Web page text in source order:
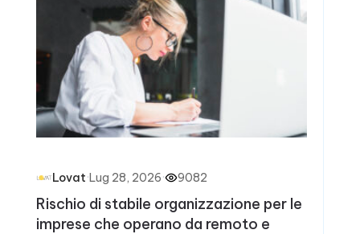
Lovat·Lug 28, 2026· 9082
Rischio di stabile organizzazione per le
imprese che operano da remoto e